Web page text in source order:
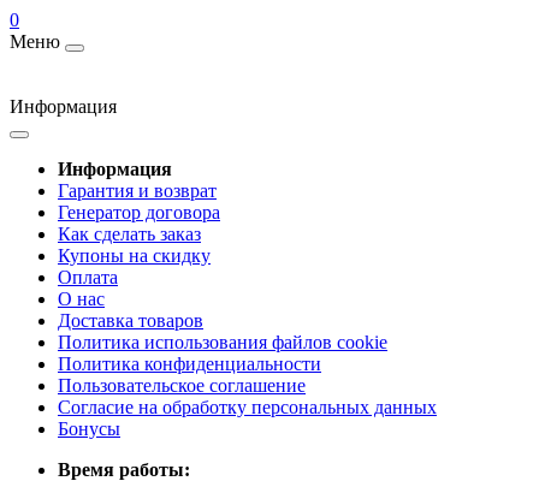
0
Меню
Информация
Информация
Гарантия и возврат
Генератор договора
Как сделать заказ
Купоны на скидку
Оплата
О нас
Доставка товаров
Политика использования файлов cookie
Политика конфиденциальности
Пользовательское соглашение
Согласие на обработку персональных данных
Бонусы
Время работы: